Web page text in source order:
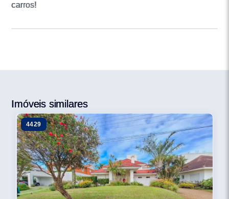
carros!
Imóveis similares
4429